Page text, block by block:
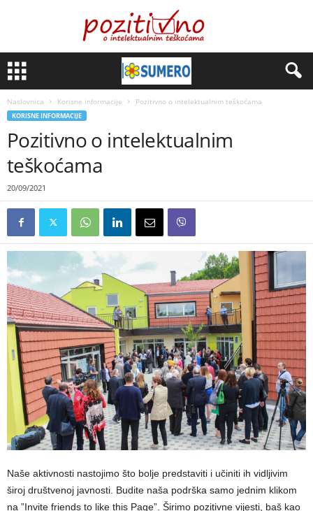
Naslovnica Korisne informacije Pozitivno o intelektualnim teškoćama
KORISNE INFORMACIJE
Pozitivno o intelektualnim
teškoćama
20/09/2021
Naše aktivnosti nastojimo što bolje predstaviti i učiniti ih vidljivim
široj društvenoj javnosti. Budite naša podrška samo jednim klikom
na ”Invite friends to like this Page”. Širimo pozitivne vijesti, baš kao